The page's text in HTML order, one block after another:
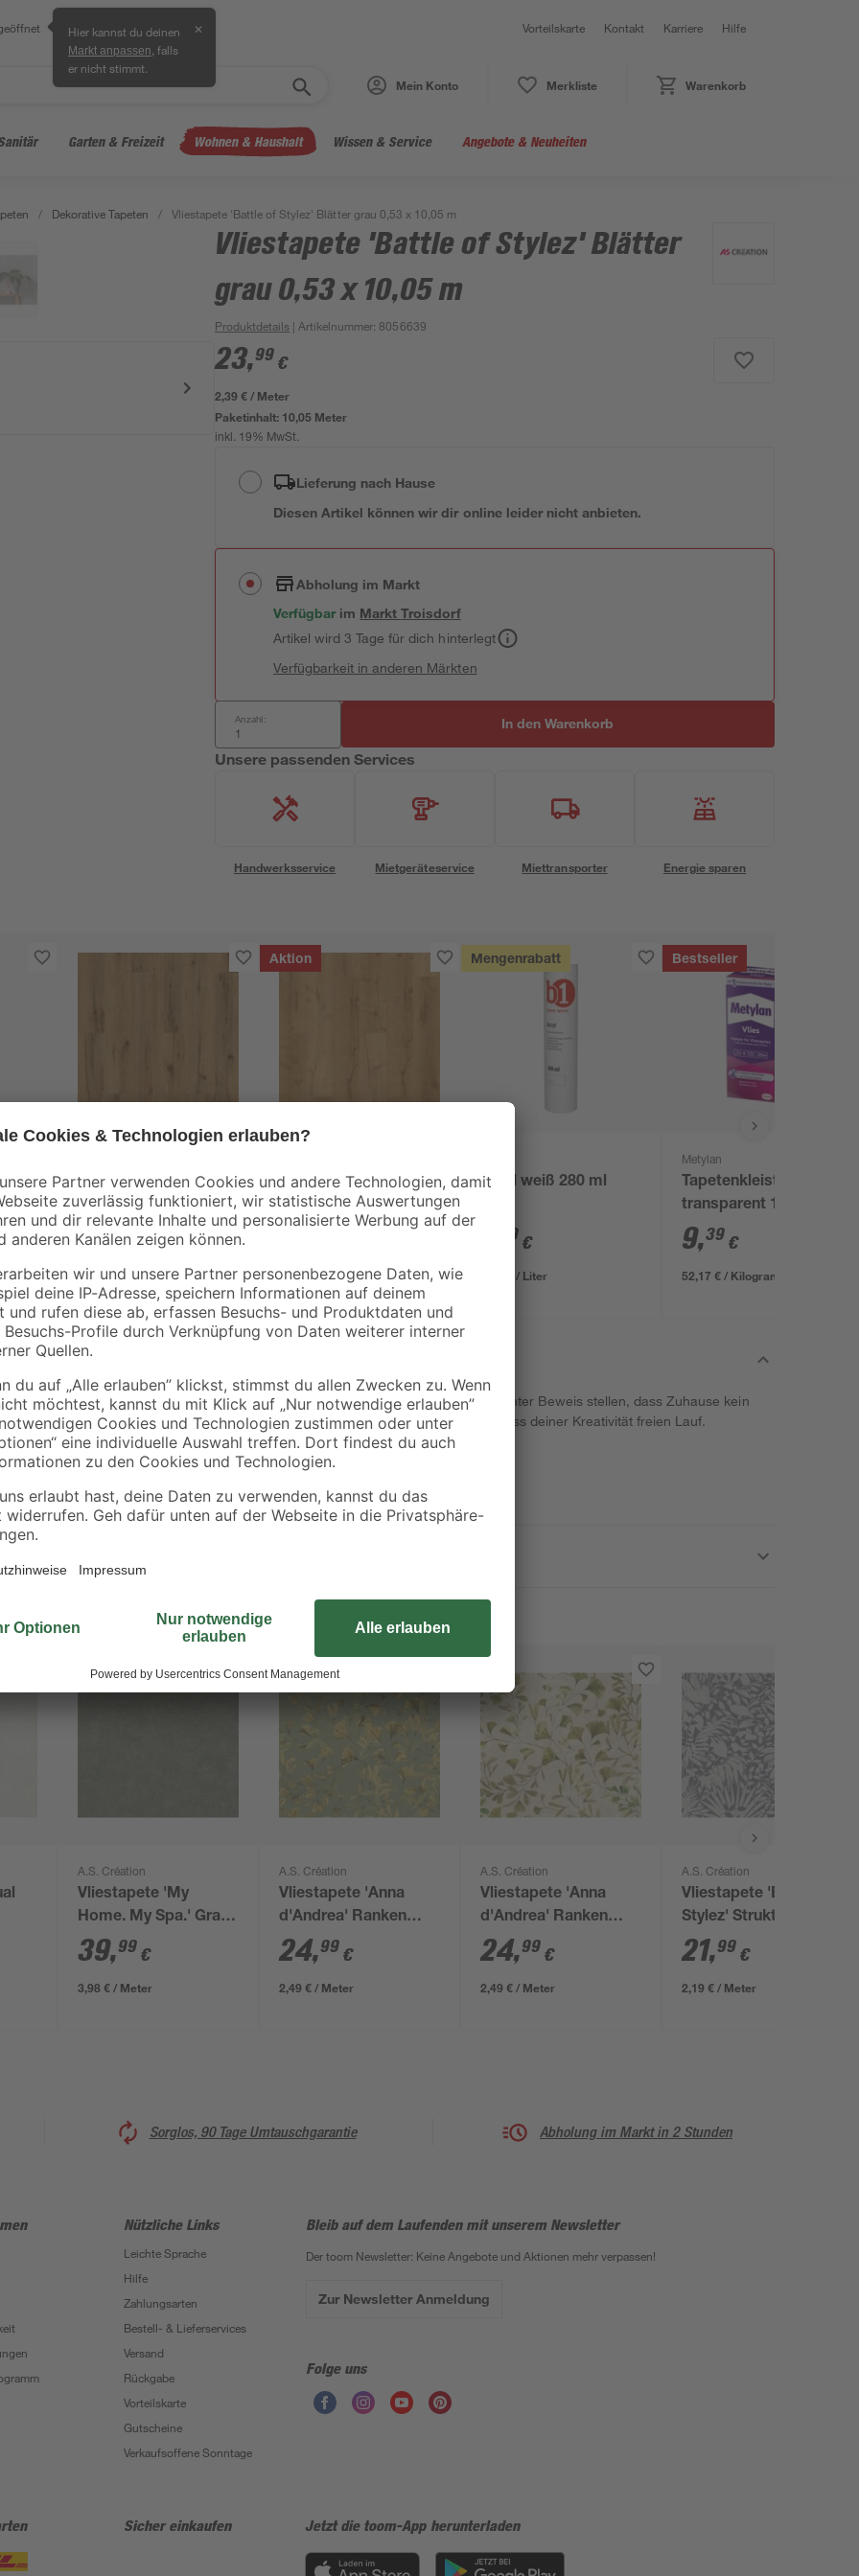
Hier kannst du deinen
Markt anpassen , falls
er nicht stimmt.
✕ Vorteilskarte Kontakt Karriere Hilfe
Mein Konto Merkliste Warenkorb
Garten & Freizeit Wohnen & Haushalt Wissen & Service Angebote & Neuheiten
/ Dekorative Tapeten / Vliestapete 'Battle of Stylez' Blätter grau 0,53 x 10,05 m
Vliestapete 'Battle of Stylez' Blätter
grau 0,53 x 10,05 m
Produktdetails | Artikelnummer: 8056639
23,99 €
2,39 € / Meter
Paketinhalt: 10,05 Meter
inkl. 19% MwSt.
Lieferung nach Hause
Diesen Artikel können wir dir online leider nicht anbieten.
Abholung im Markt
Verfügbar im MarktTroisdorf
Artikel wird 3 Tage für dich hinterlegt
Verfügbarkeit in anderen Märkten
Anzahl: In den Warenkorb
Unsere passenden Services
Handwerksservice Mietgeräteservice Miettransporter Energie sparen
15
Vinylboden Eiche
Skara 3,5 mm
15,99 €/ m²
42,05 € / Pack
Aktion
Vinylboden Eiche
Pasadena 3,5 mm
42,05 € / Pack
Mengenrabatt
Acryl weiß 280 ml
99 €
7,11 € / Liter
Bestseller
Metylan
Tapetenkleister 'Vlies'
transparent 180 g
9,39 €
52,17 € / Kilogramm
Mit der Vliestapete 'Battle of Stylez' kannst du unter Beweis stellen, dass Zuhause kein
Ort, sondern ein Gefühl ist. Tobe dich aus und lass deiner Kreativität freien Lauf.
A.S. Création
Vliestapete 'My
Home. My Spa.' Grafik
goldfarben/grün 0,53
x 10,05 m
39,99 €
3,98 € / Meter
A.S. Création
Vliestapete 'Anna
d'Andrea' Ranken
grau 0,53 x 10,05 m
24,99 €
2,49 € / Meter
A.S. Création
Vliestapete 'Anna
d'Andrea' Ranken
beige 0,53 x 10,05 m
24,99 €
2,49 € / Meter
A.S. Création
Vliestapete 'Battle of
Stylez' Struktur grau
0,53 x 10,05 m
21,99 €
2,19 € / Meter
Sorglos, 90 Tage Umtauschgarantie Abholung im Markt in 2 Stunden
Nützliche Links
Leichte Sprache
Hilfe
Zahlungsarten
Bestell- & Lieferservices
Versand
Rückgabe
Vorteilskarte
Gutscheine
Verkaufsoffene Sonntage
Bleib auf dem Laufenden mit unserem Newsletter
Der toom Newsletter: Keine Angebote und Aktionen mehr verpassen!
Zur Newsletter Anmeldung
Folge uns
Sicher einkaufen Jetzt die toom-App herunterladen